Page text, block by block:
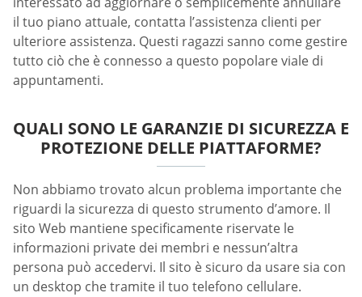
il tuo piano attuale, contatta l’assistenza clienti per
ulteriore assistenza. Questi ragazzi sanno come gestire
tutto ciò che è connesso a questo popolare viale di
appuntamenti.
QUALI SONO LE GARANZIE DI SICUREZZA E
PROTEZIONE DELLE PIATTAFORME?
Non abbiamo trovato alcun problema importante che
riguardi la sicurezza di questo strumento d’amore. Il
sito Web mantiene specificamente riservate le
informazioni private dei membri e nessun’altra
persona può accedervi. Il sito è sicuro da usare sia con
un desktop che tramite il tuo telefono cellulare.